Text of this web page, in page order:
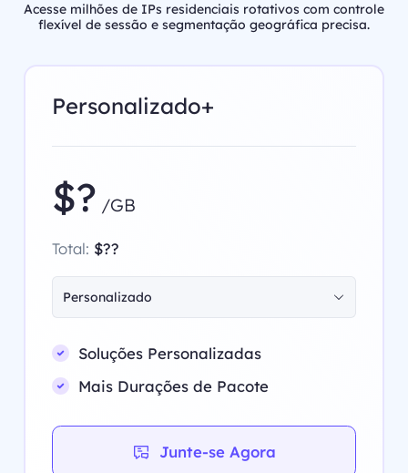
Acesse milhões de IPs residenciais rotativos com controle
flexível de sessão e segmentação geográfica precisa.
Personalizado+
$? /GB
Total: $??
Personalizado
Soluções Personalizadas
Mais Durações de Pacote
Junte-se Agora